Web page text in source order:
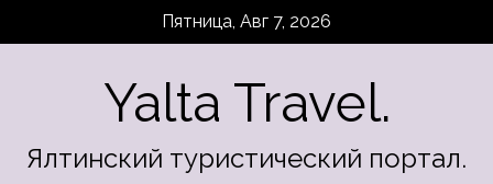
Пятница, Авг 7, 2026
Yalta Travel.
Ялтинский туристический портал.